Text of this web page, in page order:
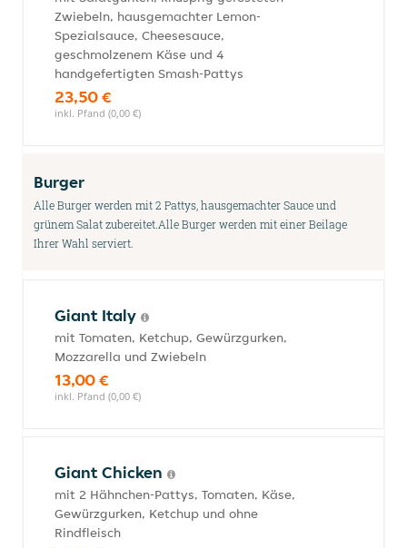
Zwiebeln, hausgemachter Lemon-
Spezialsauce, Cheesesauce,
geschmolzenem Käse und 4
handgefertigten Smash-Pattys
23,50 €
inkl. Pfand (0,00 €)
Burger
Alle Burger werden mit 2 Pattys, hausgemachter Sauce und
grünem Salat zubereitet.Alle Burger werden mit einer Beilage
Ihrer Wahl serviert.
Giant Italy
mit Tomaten, Ketchup, Gewürzgurken,
Mozzarella und Zwiebeln
13,00 €
inkl. Pfand (0,00 €)
Giant Chicken
mit 2 Hähnchen-Pattys, Tomaten, Käse,
Gewürzgurken, Ketchup und ohne
Rindfleisch